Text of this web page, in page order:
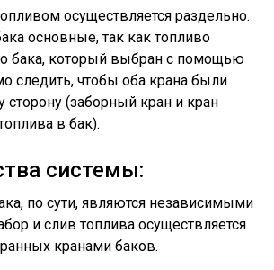
осуществляется раздельно.
основные, так как топливо
бака, который выбран с помощью
следить, чтобы оба крана были
сторону (заборный кран и кран
в бак).
системы:
по сути, являются независимыми
и слив топлива осуществляется
кранами баков.